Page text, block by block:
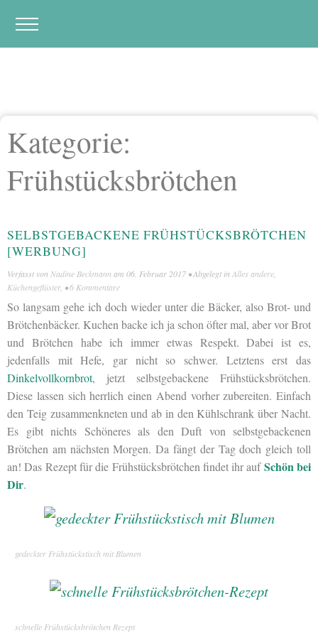
Kategorie:
Frühstücksbrötchen
SELBSTGEBACKENE FRÜHSTÜCKSBRÖTCHEN
[WERBUNG]
Verfasst von Nadine Beckmann am 06. Februar 2017 • Abgelegt in Alles andere
Küchengeflüster, •6 Kommentare
So langsam gehe ich doch wieder unter die Bäcker, also Brot- und
Brötchenbäcker. Kuchen backe ich ja schon öfter mal, aber vor Brot
und Brötchen habe ich immer etwas Respekt. Dabei ist es,
jedenfalls mit Hefe, gar nicht so schwer. Letztens erst das
Dinkelvollkornbrot, jetzt selbstgebackene Frühstücksbrötchen.
Diese lassen sich herrlich einen Abend vorher zubereiten. Einfach
den Teig zusammenkneten und ab in den Kühlschrank über Nacht.
Es gibt nichts Schöneres als den Duft von selbstgebackenen
Brötchen am nächsten Morgen. Da fängt der Tag doch gleich toll
an! Das Rezept für die Frühstücksbrötchen findet ihr aufSchön bei
Dir.
gedeckter Frühstückstisch mit Blumen
schnelle Frühstücksbrötchen Rezept